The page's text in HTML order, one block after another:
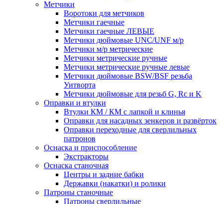
Метчики
Воротоки для метчиков
Метчики гаечные
Метчики гаечные ЛЕВЫЕ
Метчики дюймовые UNC/UNF м/р
Метчики м/р метрические
Метчики метрические ручные
Метчики метрические ручные левые
Метчики дюймовые BSW/BSF резьба
Уитворта
Метчики дюймовые для резьб G, Rc и K
Оправки и втулки
Втулки КМ / КМ с лапкой и клинья
Оправки для насадных зенкеров и развёрток
Оправки переходные для сверлильных
патронов
Оснаска и приспособление
Экстракторы
Оснаска станочная
Центры и задние бабки
Державки (накатки) и ролики
Патроны станочные
Патроны сверлильные